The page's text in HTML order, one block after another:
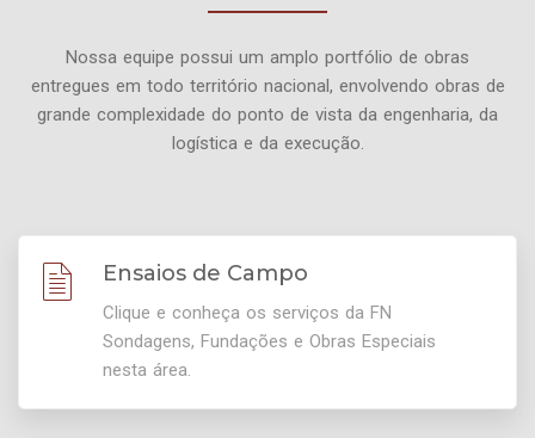
Nossa equipe possui um amplo portfólio de obras
entregues em todo território nacional, envolvendo obras de
grande complexidade do ponto de vista da engenharia, da
logística e da execução.
Ensaios de Campo
Clique e conheça os serviços da FN
Sondagens, Fundações e Obras Especiais
nesta área.